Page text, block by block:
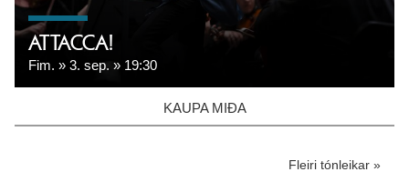
ATTACCA!
Fim. 3. sep. 19:30
KAUPA MIÐA
Fleiri tónleikar